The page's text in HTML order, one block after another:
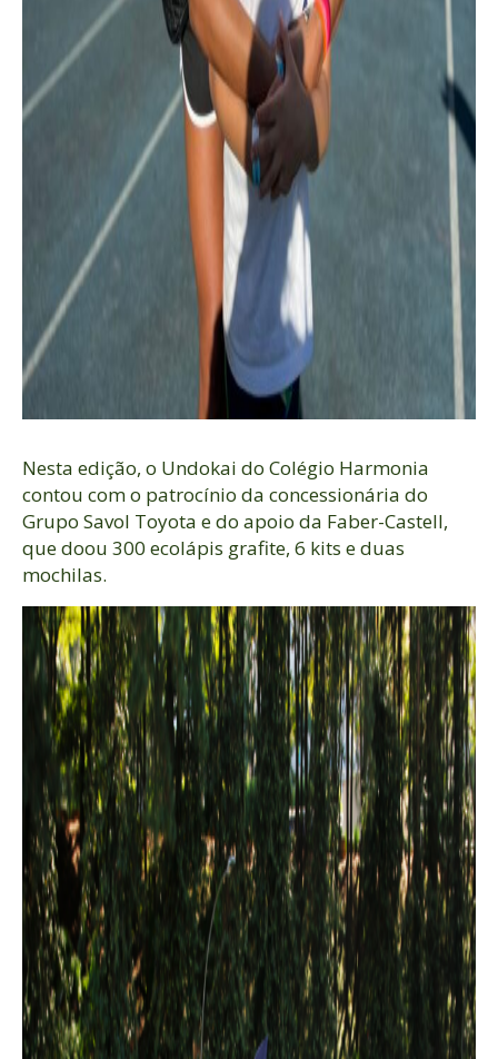
Nesta edição, o Undokai do Colégio Harmonia
contou com o patrocínio da concessionária do
Grupo Savol Toyota e do apoio da Faber-Castell,
que doou 300 ecolápis grafite, 6 kits e duas
mochilas.